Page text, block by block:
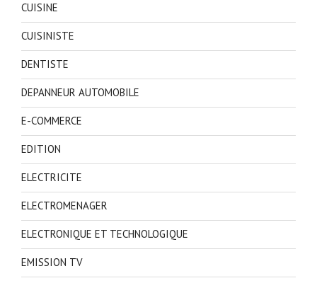
CUISINE
CUISINISTE
DENTISTE
DEPANNEUR AUTOMOBILE
E-COMMERCE
EDITION
ELECTRICITE
ELECTROMENAGER
ELECTRONIQUE ET TECHNOLOGIQUE
EMISSION TV